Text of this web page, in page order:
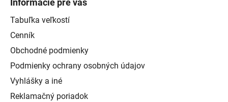
Informácie pre vás
Tabuľka veľkostí
Cenník
Obchodné podmienky
Podmienky ochrany osobných údajov
Vyhlášky a iné
Reklamačný poriadok